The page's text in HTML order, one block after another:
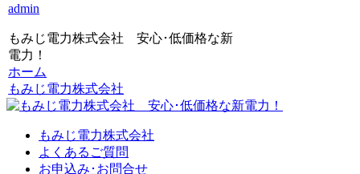
admin
もみじ電力株式会社 安心･低価格な新
電力！
ホーム
もみじ電力株式会社
もみじ電力株式会社
よくあるご質問
お申込み･お問合せ